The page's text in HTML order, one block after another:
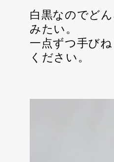
白黒なのでど
みたい。
一点ずつ手び
ください。